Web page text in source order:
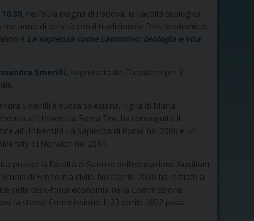
, nell’aula magna di Padova, la Facoltà teologica
anno di attività con il tradizionale Dies academicus.
è La sapienza come cammino: teologia e vita
Smerilli, segretario del Dicastero per il
Smerilli è suora salesiana, Figlia di Maria
all’Università Roma Tre, ha conseguito il
all’Università La Sapienza di Roma nel 2006 e un
di Norwich nel 2014.
presso la Facoltà di Scienze dell’educazione Auxilium
di Economia civile. Nell’aprile 2020 ha iniziato a
della task-force economia nella Commissione
la stessa Commissione. Il 23 aprile 2022 papa